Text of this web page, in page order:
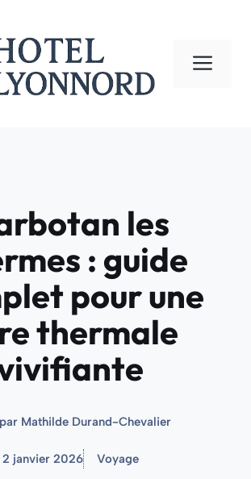
les
: guide
pour une
thermale
Mathilde Durand-Chevalier
2 janvier 2026 Voyage